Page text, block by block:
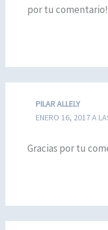
por tu comentario!
PILAR ALLELY
ENERO 16, 2017 A
Gracias por tu